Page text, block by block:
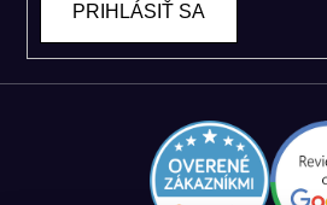
PRIHLÁSIŤ SA